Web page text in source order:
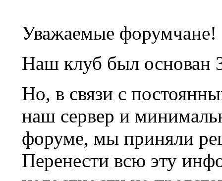
Уважаемые форумчане!
Наш клуб был основан
Но, в связи с
наш сервер и
форуме, мы приняли
Перенести всю эту